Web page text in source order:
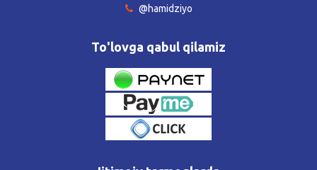
@hamidziyo
To'lovga qabul qilamiz